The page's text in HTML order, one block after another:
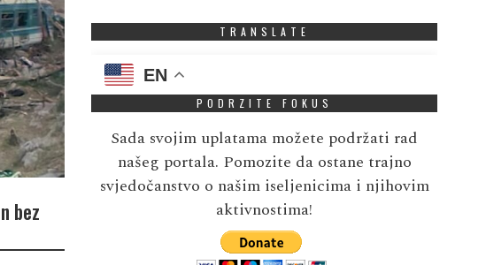
bez
TRANSLATE
EN
PODRZITE FOKUS
Sada svojim uplatama možete podržati rad
našeg portala. Pomozite da ostane trajno
svjedočanstvo o našim iseljenicima i njihovim
aktivnostima!